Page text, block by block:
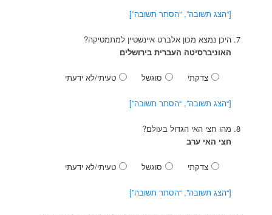
[“הצג תשובה”, “הסתר תשובה”]
היכן נמצא מכון אלברט איינשטיין למתמטיקה?
האוניברסיטה העברית בירושלים
צדקתי סוגשל טעיתי/לא ידעתי
[“הצג תשובה”, “הסתר תשובה”]
מהו חצי האי הגדול בעולם?
חצי האי ערב
צדקתי סוגשל טעיתי/לא ידעתי
[“הצג תשובה”, “הסתר תשובה”]